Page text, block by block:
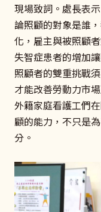
現場致詞。處長表
論照顧的對象是誰
化，雇主與被照顧
失智症患者的增加
照顧者的雙重挑戰
才能改善勞動力市
外籍家庭看護工們
顧的能力，不只是
分。